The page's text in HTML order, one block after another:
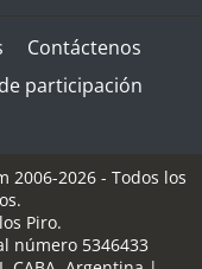
Contáctenos
participación
2006-2026 - Todos los
Piro.
número 5346433